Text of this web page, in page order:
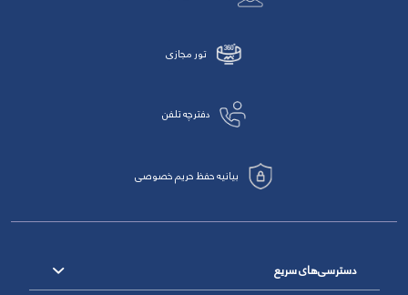
تور مجازی
دفترچه تلفن
بیانیه حفظ حریم خصوصی
دسترسی‌های سریع